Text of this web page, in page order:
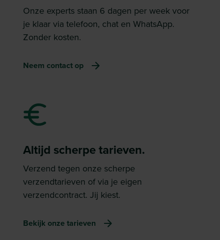
Onze experts staan 6 dagen per week voor
je klaar via telefoon, chat en WhatsApp.
Zonder kosten.
Neem contact op
Altijd scherpe tarieven.
Verzend tegen onze scherpe
verzendtarieven of via je eigen
verzendcontract. Jij kiest.
Bekijk onze tarieven